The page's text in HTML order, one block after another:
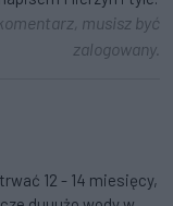
musisz być
zalogowany.
12 - 14 miesięcy,